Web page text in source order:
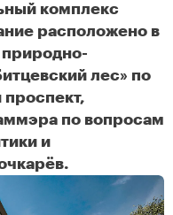
комплекс
расположено в
лес» по
по вопросам
и